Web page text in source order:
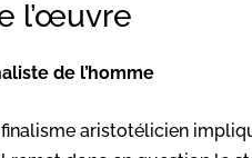
l’œuvre
de l’homme
finalisme aristotélicien